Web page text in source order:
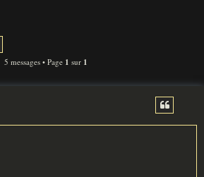
5 messages • Page 1 sur 1